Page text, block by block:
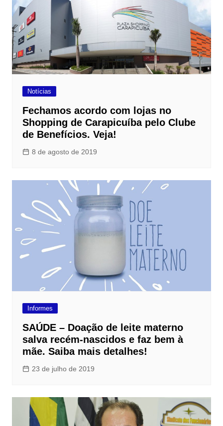
Notícias
Fechamos acordo com lojas no
Shopping de Carapicuíba pelo Clube
de Benefícios. Veja!
8 de agosto de 2019
Informes
SAÚDE – Doação de leite materno
salva recém-nascidos e faz bem à
mãe. Saiba mais detalhes!
23 de julho de 2019